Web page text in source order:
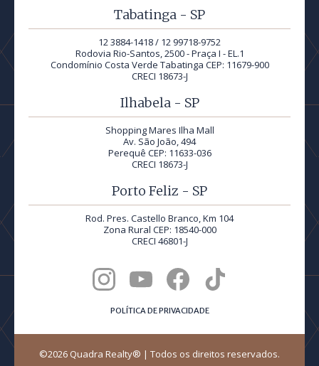
Tabatinga - SP
12 3884-1418 / 12 99718-9752
Rodovia Rio-Santos, 2500 - Praça I - EL.1
Condomínio Costa Verde Tabatinga CEP: 11679-900
CRECI 18673-J
Ilhabela - SP
Shopping Mares Ilha Mall
Av. São João, 494
Perequê CEP: 11633-036
CRECI 18673-J
Porto Feliz - SP
Rod. Pres. Castello Branco, Km 104
Zona Rural CEP: 18540-000
CRECI 46801-J
POLÍTICA DE PRIVACIDADE
©2026 Quadra Realty® | Todos os direitos reservados.